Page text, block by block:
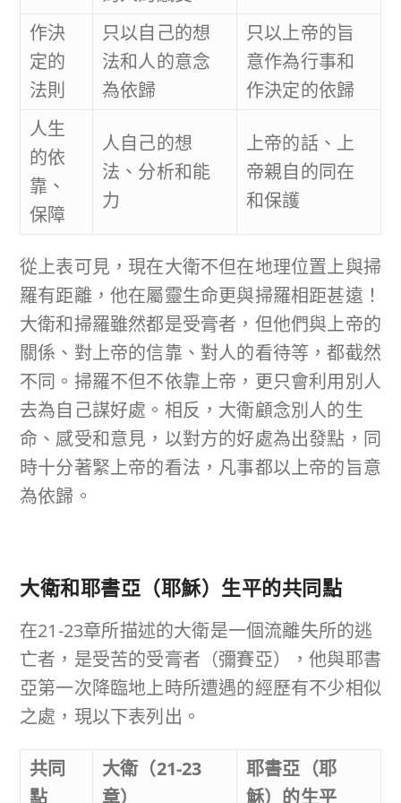
作決
定的
法則
只以自己的想
法和人的意念
為依歸
只以上帝的旨
意作為行事和
作決定的依歸
人生
的依
靠、
保障
人自己的想
法、分析和能
力
上帝的話、上
帝親自的同在
和保護
從上表可見，現在大衛不但在地理位置上與掃
羅有距離，他在屬靈生命更與掃羅相距甚遠！
大衛和掃羅雖然都是受膏者，但他們與上帝的
關係、對上帝的信靠、對人的看待等，都截然
不同。掃羅不但不依靠上帝，更只會利用別人
去為自己謀好處。相反，大衛顧念別人的生
命、感受和意見，以對方的好處為出發點，同
時十分著緊上帝的看法，凡事都以上帝的旨意
為依歸。
大衛和耶書亞（耶穌）生平的共同點
在21-23章所描述的大衛是一個流離失所的逃
亡者，是受苦的受膏者（彌賽亞），他與耶書
亞第一次降臨地上時所遭遇的經歷有不少相似
之處，現以下表列出。
共同
點
大衛（21-23
章）
耶書亞（耶
穌）的生平